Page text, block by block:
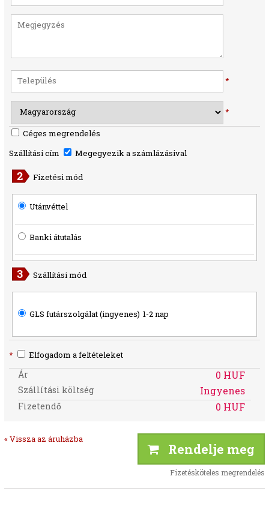
*
*
Céges megrendelés
Szállítási cím
Megegyezik a számlázásival
Fizetési mód
Utánvéttel
Banki átutalás
Szállítási mód
GLS futárszolgálat (ingyenes) 1-2 nap
* Elfogadom a feltételeket
Ár 0 HUF
Szállítási költség Ingyenes
Fizetendő 0 HUF
« Vissza az áruházba
Rendelje meg
Fizetésköteles megrendelés